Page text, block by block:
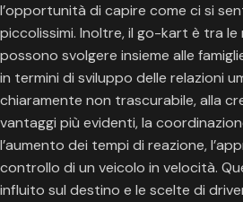
l’opportunità di capire come ci si
piccolissimi. Inoltre, il go-kart è tra
possono svolgere insieme alle
in termini di sviluppo delle relazioni
chiaramente non trascurabile, alla
vantaggi più evidenti, la
l’aumento dei tempi di reazione,
controllo di un veicolo in velocità.
influito sul destino e le scelte di